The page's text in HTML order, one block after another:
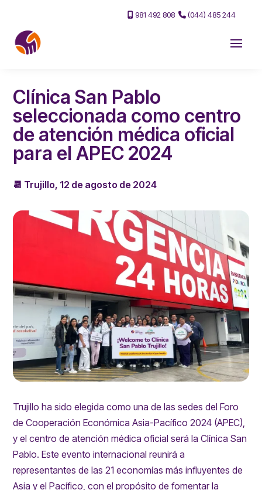
981 492 808 (044) 485 244
Clínica San Pablo
seleccionada como centro
de atención médica oficial
para el APEC 2024
📆 Trujillo, 12 de agosto de 2024
Trujillo ha sido elegida como una de las sedes del Foro
de Cooperación Económica Asia-Pacífico 2024 (APEC),
y el centro de atención médica oficial será la Clínica San
Pablo. Este evento internacional reunirá a
representantes de las 21 economías más influyentes de
Asia y el Pacífico, con el propósito de fomentar la